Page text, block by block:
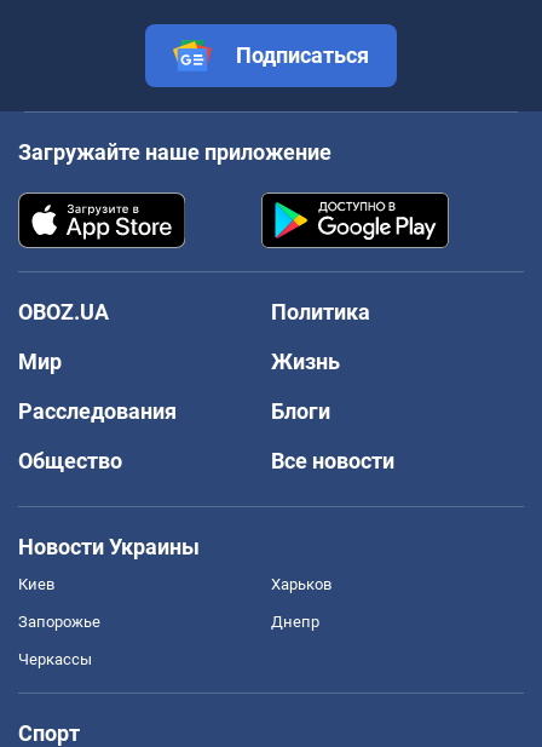
Подписаться
Загружайте наше приложение
OBOZ.UA
Политика
Мир
Жизнь
Расследования
Блоги
Общество
Все новости
Новости Украины
Киев Харьков
Запорожье Днепр
Черкассы
Спорт